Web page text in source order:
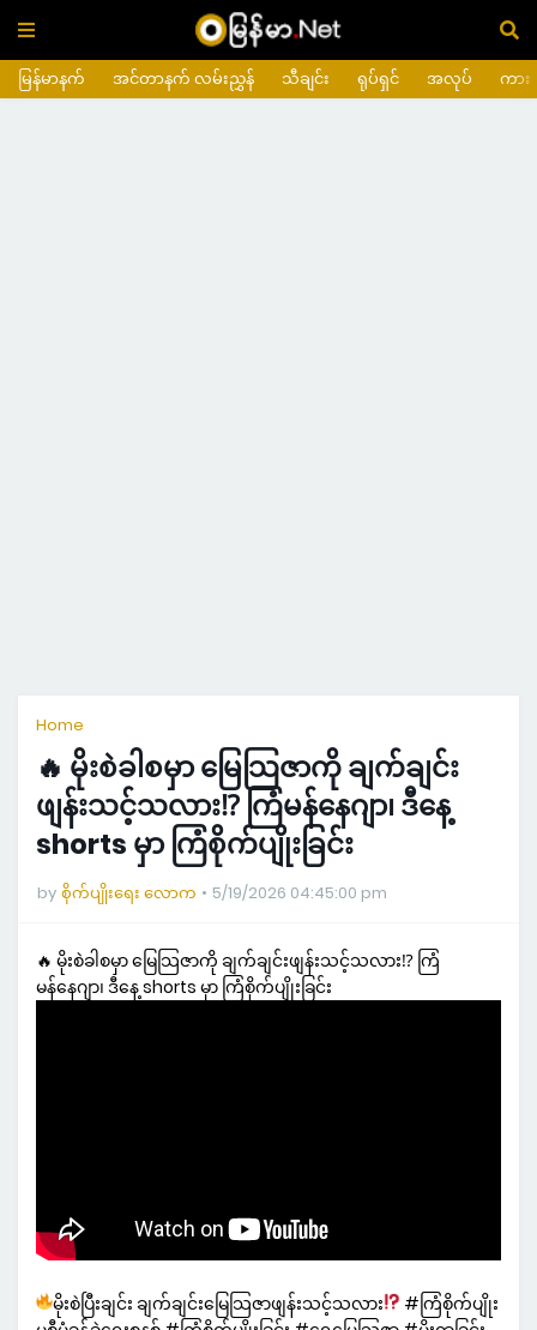
မြန်မာနက် အင်တာနက် လမ်းညွှန် သီချင်း ရုပ်ရှင် အလုပ် ကား
Home
🔥 မိုးစဲခါစမှာ မြေသြဇာကို ချက်ချင်း
ဖျန်းသင့်သလား⁉️ ကြံမန်နေဂျာ၊ ဒီနေ့
shorts မှာ ကြံစိုက်ပျိုးခြင်း
by စိုက်ပျိုးရေး လောက 5/19/2026 04:45:00 pm
🔥 မိုးစဲခါစမှာ မြေသြဇာကို ချက်ချင်းဖျန်းသင့်သလား⁉️ ကြံ
မန်နေဂျာ၊ ဒီနေ့ shorts မှာ ကြံစိုက်ပျိုးခြင်း
မိုးစဲပြီးချင်း ချက်ချင်းမြေသြဇာဖျန်းသင့်သလား
#ကြံစိုက်ပျိုး